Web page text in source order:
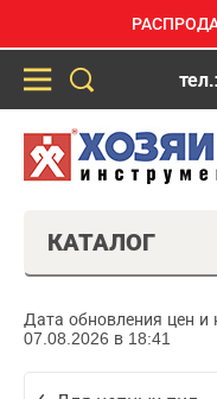
КАТАЛОГ
Дата обновления цен и
07.08.2026 в 18:41